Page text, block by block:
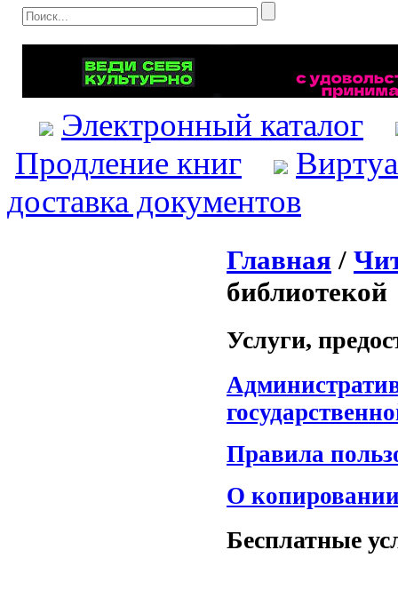
Электронный каталог
Продление книг
доставка документов
Главная /
библиотекой
Услуги,
Правила
О
Бесплатные